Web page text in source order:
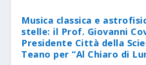
Musica classica e
stelle: il Prof. Giovanni
Presidente Città della
Teano per “Al Chiaro di